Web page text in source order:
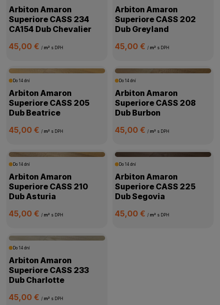
Arbiton Amaron
Superiore CASS 234
CA154 Dub Chevalier
45,00 €/ m² s DPH
Arbiton Amaron
Superiore CASS 202
Dub Greyland
45,00 € / m² s DPH
Do 14 dní
Arbiton Amaron
Superiore CASS 205
Dub Beatrice
45,00 €/ m² s DPH
Do 14 dní
Arbiton Amaron
Superiore CASS 208
Dub Burbon
45,00 € / m² s DPH
Do 14 dní
Arbiton Amaron
Superiore CASS 210
Dub Asturia
45,00 €/ m² s DPH
Do 14 dní
Arbiton Amaron
Superiore CASS 225
Dub Segovia
45,00 € / m² s DPH
Do 14 dní
Arbiton Amaron
Superiore CASS 233
Dub Charlotte
45,00 €/ m² s DPH